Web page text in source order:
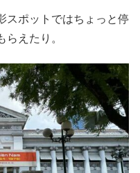
スポットではちょっと停
えたり。